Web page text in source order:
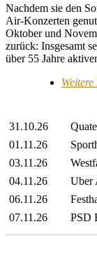
Nachdem sie den
Air-Konzerten
Oktober und
zurück: Insgesamt
über 55 Jahre
31.10.26
01.11.26
03.11.26
04.11.26
Uber
06.11.26
07.11.26
PSD